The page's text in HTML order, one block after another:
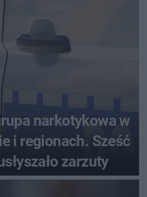
narkotykowa w
i regionach. Sześć
zarzuty